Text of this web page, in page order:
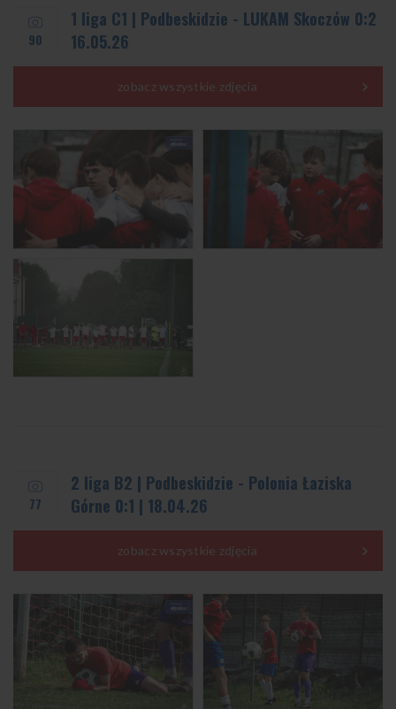
90
1 liga C1 | Podbeskidzie - LUKAM Skoczów 0:2
16.05.26
zobacz wszystkie zdjęcia
77
2 liga B2 | Podbeskidzie - Polonia Łaziska
Górne 0:1 | 18.04.26
zobacz wszystkie zdjęcia